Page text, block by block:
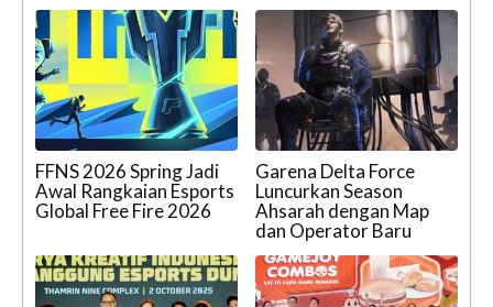
FFNS 2026 Spring Jadi
Awal Rangkaian Esports
Global Free Fire 2026
Garena Delta Force
Luncurkan Season
Ahsarah dengan Map
dan Operator Baru